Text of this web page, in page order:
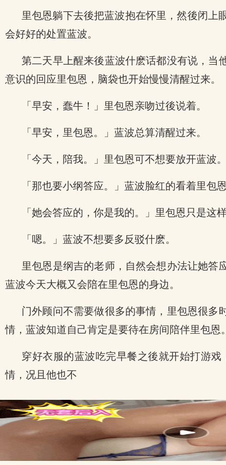
里包恩躺下去後把蓝波抱在怀里，然後闭上
会好好的处置蓝波。
第二天早上醒来後蓝波什麽话都没有说，当
意识的回应里包恩，脑袋也开始慢慢清醒过来。
「早安，蠢牛！」里包恩亲吻过後说着。
「早安，里包恩。」蓝波总算清醒过来。
「今天，陪我。」里包恩可不想要放开蓝波。
「那也要小纲答应。」蓝波脸红的看着里包恩
「她会答应的，你是我的。」里包恩只是这样
「嗯。」蓝波不想要多反驳什麽。
里包恩是纲吉的老师，自然会想办法让她答
蓝波今天大概又会陪在里包恩的身边。
门外顾问不需要做很多的事情，里包恩很多
情，蓝波知道自己肯定是要待在房间陪伴里包恩。
穿好衣服的蓝波吃完早餐之後就开始打游
情，况且他也不